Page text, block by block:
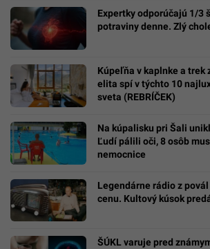
Expertky odporúčajú 1/3
potraviny denne. Zlý
Kúpeľňa v kaplnke a trek
elita spí v týchto 10
sveta (REBRÍČEK)
Na kúpalisku pri Šali
Ľudí pálili oči, 8 osôb
nemocnice
Legendárne rádio z
cenu. Kultový kúsok
ŠÚKL varuje pred